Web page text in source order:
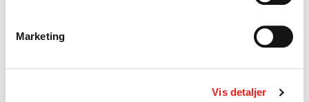
Marketing
Vis detaljer